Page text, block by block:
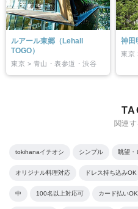
ルアール東郷（Lehall
TOGO）
東京 > 青山・表参道・渋谷
神田
関連
tokihanaイチオシ シンプル 眺望・
オリジナル料理対応 ドレス持ち込みOK
中 100名以上対応可 カード払いOK